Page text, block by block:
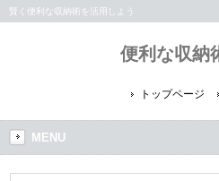
賢く便利な収納術を活用しよう
便利な収納
トップページ
MENU